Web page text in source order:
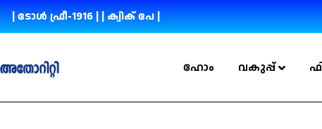
| ടോൾ ഫ്രീ-1916 || ക്വിക് പേ |
ഹോം വകുപ്പ്